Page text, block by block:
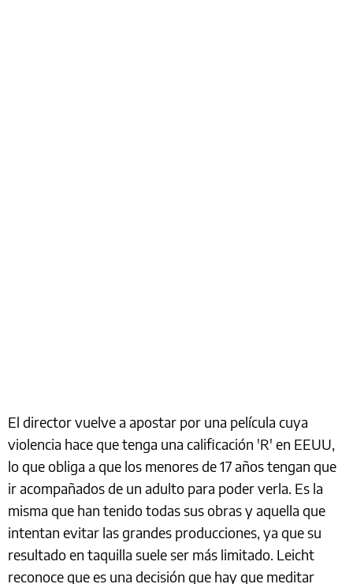
El director vuelve a apostar por una película cuya
violencia hace que tenga una calificación 'R' en EEUU,
lo que obliga a que los menores de 17 años tengan que
ir acompañados de un adulto para poder verla. Es la
misma que han tenido todas sus obras y aquella que
intentan evitar las grandes producciones, ya que su
resultado en taquilla suele ser más limitado. Leicht
reconoce que es una decisión que hay que meditar